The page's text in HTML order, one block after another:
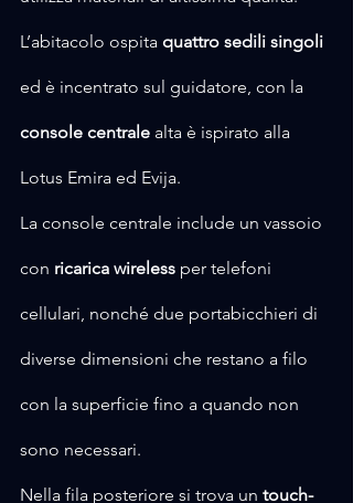
L’abitacolo ospita quattro sedili singoli
ed è incentrato sul guidatore, con la
console centrale alta è ispirato alla
Lotus Emira ed Evija.
La console centrale include un vassoio
con ricarica wireless per telefoni
cellulari, nonché due portabicchieri di
diverse dimensioni che restano a filo
con la superficie fino a quando non
sono necessari.
Nella fila posteriore si trova un touch-